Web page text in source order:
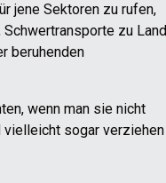
jene Sektoren zu rufen,
zu Land
beruhenden
wenn man sie nicht
vielleicht sogar verziehen